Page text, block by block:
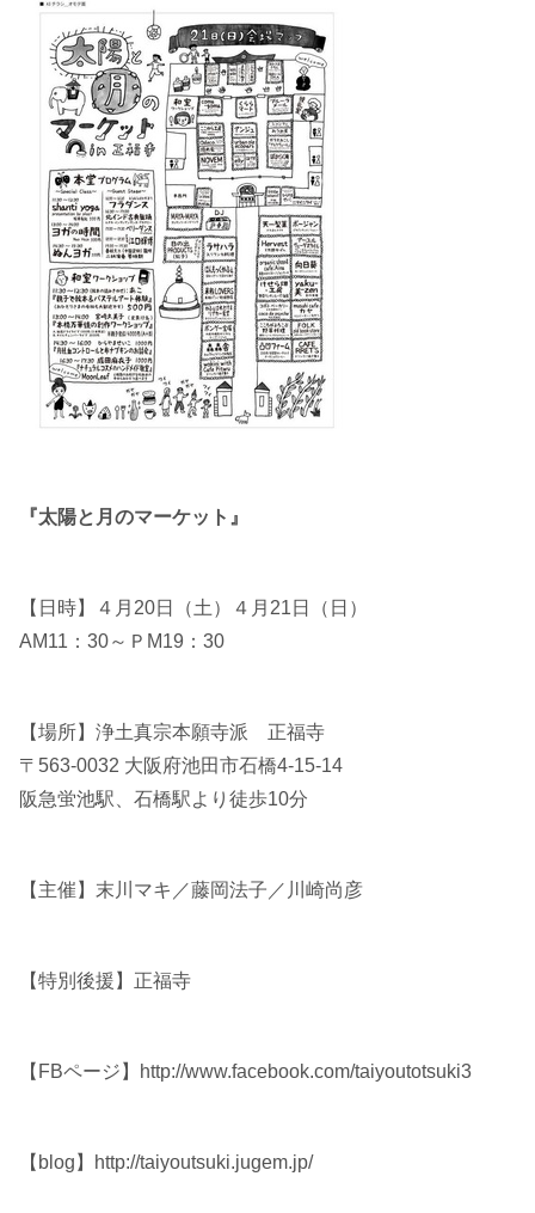
『太陽と月のマーケット』
【日時】４月20日（土）４月21日（日）
AM11：30～ＰM19：30
【場所】浄土真宗本願寺派 正福寺
〒563-0032 大阪府池田市石橋4-15-14
阪急蛍池駅、石橋駅より徒歩10分
【主催】末川マキ／藤岡法子／川崎尚彦
【特別後援】正福寺
【FBページ】http://www.facebook.com/taiyoutotsuki3
【blog】http://taiyoutsuki.jugem.jp/